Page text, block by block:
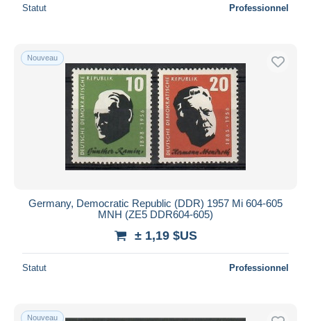
Uniquement en réduction
Livraison gratuite
Méthodes de paiement
PayPal
Virement bancaire
Visa
Bancontact
iDeal
Monde entier
Statut Professionnel
Nouveau
Germany, Democratic Republic (DDR) 1957 Mi 604-605
MNH (ZE5 DDR604-605)
± 1,19 $US
Statut Professionnel
Nouveau